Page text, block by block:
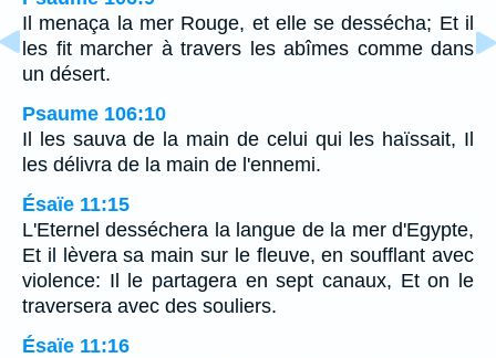
Il menaça la mer Rouge, et elle se dessécha; Et il
les fit marcher à travers les abîmes comme dans
un désert.
Psaume 106:10
Il les sauva de la main de celui qui les haïssait, Il
les délivra de la main de l'ennemi.
Ésaïe 11:15
L'Eternel desséchera la langue de la mer d'Egypte,
Et il lèvera sa main sur le fleuve, en soufflant avec
violence: Il le partagera en sept canaux, Et on le
traversera avec des souliers.
Ésaïe 11:16